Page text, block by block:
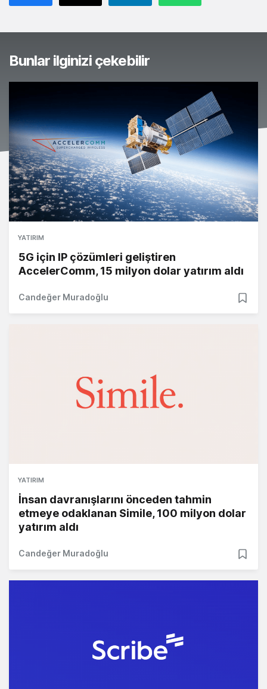
Bunlar ilginizi çekebilir
YATIRIM
5G için IP çözümleri geliştiren
AccelerComm, 15 milyon dolar yatırım aldı
Candeğer Muradoğlu
YATIRIM
İnsan davranışlarını önceden tahmin
etmeye odaklanan Simile, 100 milyon dolar
yatırım aldı
Candeğer Muradoğlu